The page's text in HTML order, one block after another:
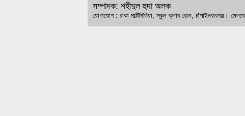
সম্পাদক: শহীদুল হুদা অলক
যোগাযোগ : রাকা মাল্টিমিডিয়া, স্কুল ক্লাব রোড,